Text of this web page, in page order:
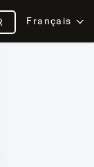
Français